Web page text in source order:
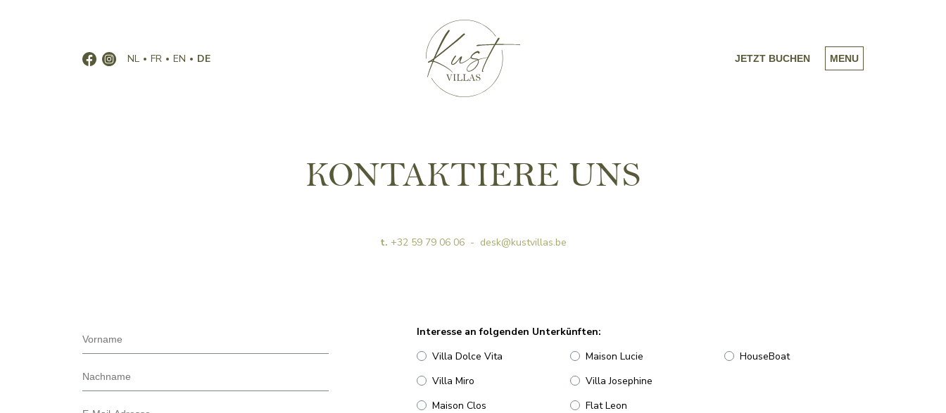
NL FR EN DE JETZT BUCHEN MENU
KONTAKTIERE UNS
t. +32 59 79 06 06- desk@kustvillas.be
Interesse an folgenden Unterkünften:
Villa Dolce Vita
Villa Miro
Maison Clos
Maison Lucie
Villa Josephine
Flat Leon
HouseBoat